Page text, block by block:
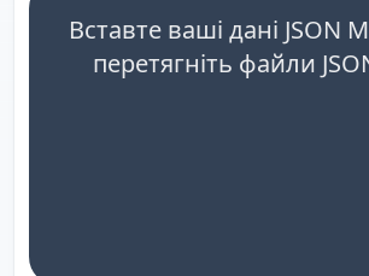
Вставте ваші дані JSON
перетягніть файли